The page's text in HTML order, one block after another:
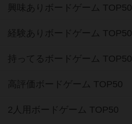
興味ありボードゲーム TOP50
経験ありボードゲーム TOP50
持ってるボードゲーム TOP50
高評価ボードゲーム TOP50
2人用ボードゲーム TOP50